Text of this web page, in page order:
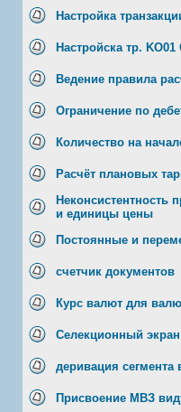
Настройка
Настройска тр.
Ведение правила
Ограничение по
Количество на
Расчёт плановых
Неконсистентность
и единицы цены
Постоянные и
счетчик документов
Курс валют для
Селекционный
деривация сегмента
Присвоение МВЗ